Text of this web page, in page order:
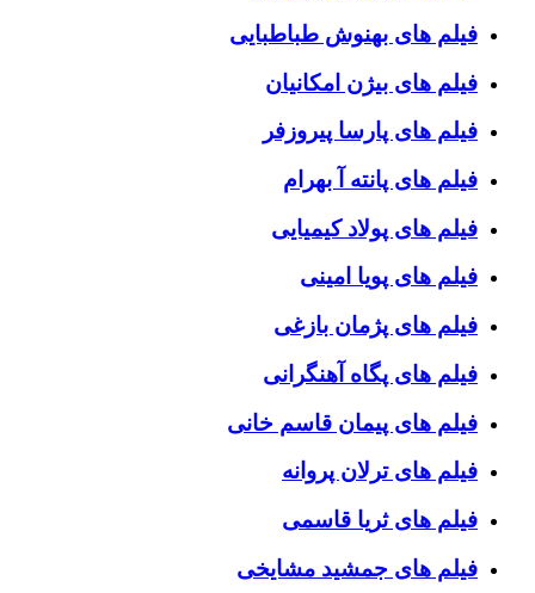
فیلم های بهنوش طباطبایی
فیلم های بیژن امکانیان
فیلم های پارسا پیروزفر
فیلم های پانته آ بهرام
فیلم های پولاد کیمیایی
فیلم های پویا امینی
فیلم های پژمان بازغی
فیلم های پگاه آهنگرانی
فیلم های پیمان قاسم خانی
فیلم های ترلان پروانه
فیلم های ثریا قاسمی
فیلم های جمشید مشایخی